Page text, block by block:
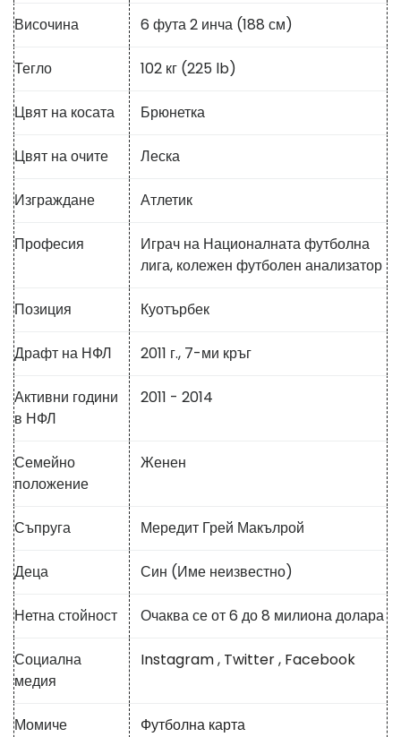
Височина 6 фута 2 инча (188 см)
Тегло 102 кг (225 lb)
Цвят на косата Брюнетка
Цвят на очите Леска
Изграждане Атлетик
Професия
Играч на Националната футболна
лига, колежен футболен анализатор
Позиция Куотърбек
Драфт на НФЛ 2011 г., 7-ми кръг
Активни години
в НФЛ
2011 - 2014
Семейно
положение
Женен
Съпруга Мередит Грей Макълрой
Деца Син (Име неизвестно)
Нетна стойност Очаква се от 6 до 8 милиона долара
Социална
медия
Instagram, Twitter, Facebook
Момиче Футболна карта